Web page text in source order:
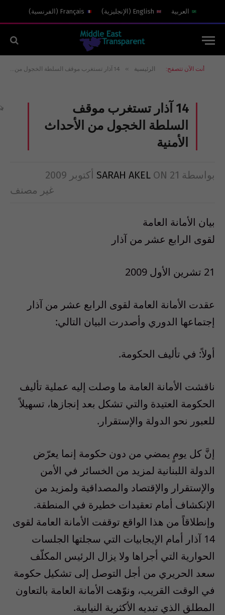
العربية English
( الإنجليزية)
Français
( الفرنسية)
أنت الآن تتصفح: الرئيسية » 14 آذار تستغرب موقف السلطة الخجول من الأحداث الأمنية
14 آذار تستغرب موقف
السلطة الخجول من الأحداث
الأمنية
بواسطة SARAH AKEL ON 21 أكتوبر 2009
غير مصنف
بيان الأمانة العامة
لقوى الرابع عشر من آذار
21 تشرين الأول 2009
عقدت الأمانة العامة لقوى الرابع عشر من آذار
إجتماعها الدوري وأصدرت البيان التالي:
أولاً: في تأليف الحكومة.
ناقشت الأمانة العامة ما وصلت إليه عملية تأليف
الحكومة العتيدة والتي تشكل بعد إنجازها، تسهيلاً
للعبور نحو الدولة والإستقرار.
إنَّ كل يومٍ يمضي من دون حكومة إنما يعرّض
الدولة اللبنانية لمزيد من الخسائر في الأمن
والإستقرار والإقتصاد والمصداقية ولمزيد من
الإنكشاف أمام تعقيدات خطيرة في المنطقة.
وإنطلاقاً من هذا الواقع توقفت الأمانة العامة لقوى
14 آذار أمام الإيجابيات التي سجلتها الجلسات
الحوارية التي أجراها ولا يزال الرئيس المكلّف
سعد الحريري من أجل التوصل إلى تشكيل حكومة
في الوقت القريب، ونوّهت الأمانة العامة بالتعاون
المطلق الذي تبديه الأكثرية النيابية.